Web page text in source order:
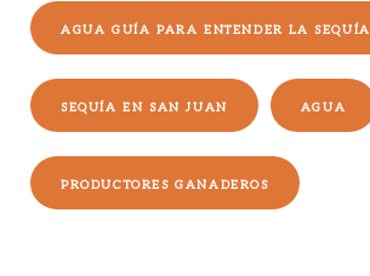
AGUA GUÍA PARA ENTENDER LA SEQUÍA
SEQUÍA EN SAN JUAN AGUA
PRODUCTORES GANADEROS